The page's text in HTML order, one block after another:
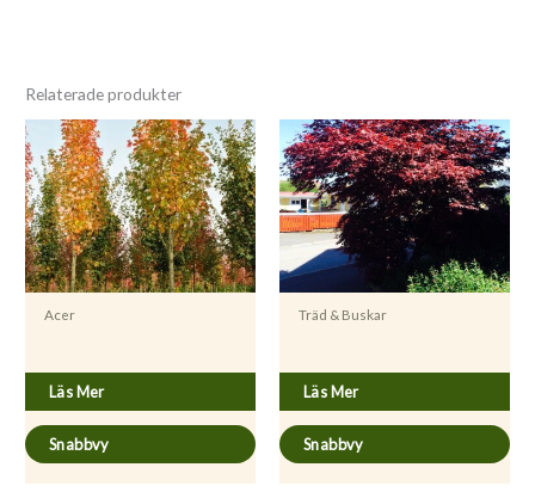
Relaterade produkter
Acer
Läs Mer
Snabbvy
Träd & Buskar
Läs Mer
Snabbvy